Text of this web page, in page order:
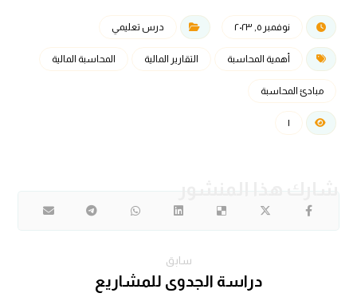
نوفمبر ٥, ٢٠٢٣ درس تعليمي
أهمية المحاسبة التقارير المالية المحاسبة المالية
مبادئ المحاسبة
١
سابق
دراسة الجدوى للمشاريع